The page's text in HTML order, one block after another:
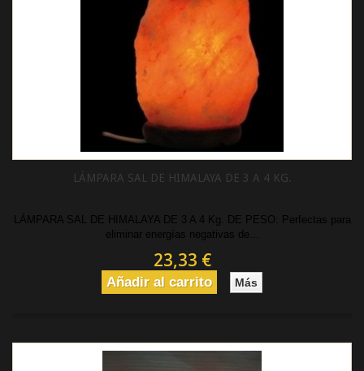
LÁMPARA SAL DE HIMALAYA DE 3 A 4 KG.
LÁMPARA SAL DE HIMALAYA DE 3 A 4 Kg. DE PESO: Perfectas para
eliminar energías negativas de...
23,33 €
Añadir al carrito Más